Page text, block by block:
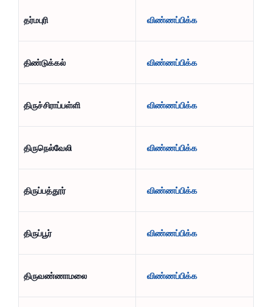
தர்மபுரி விண்ணப்பிக்க
திண்டுக்கல் விண்ணப்பிக்க
திருச்சிராப்பள்ளி விண்ணப்பிக்க
திருநெல்வேலி விண்ணப்பிக்க
திருப்பத்தூர் விண்ணப்பிக்க
திருப்பூர் விண்ணப்பிக்க
திருவண்ணாமலை விண்ணப்பிக்க